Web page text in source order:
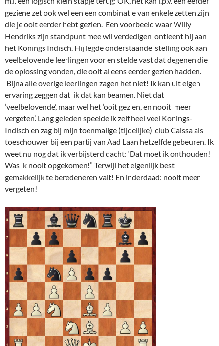
geziene zet ook wel een een combinatie van enkele zetten zijn
die je ooit eerder hebt gezien. Een voorbeeld waar Willy
Hendriks zijn standpunt mee wil verdedigen ontleent hij aan
het Konings Indisch. Hij legde onderstaande stelling ook aan
veelbelovende leerlingen voor en stelde vast dat degenen die
de oplossing vonden, die ooit al eens eerder gezien hadden.
Bijna alle overige leerlingen zagen het niet! Ik kan uit eigen
ervaring zeggen dat ik dat kan beamen. Niet dat
‘veelbelovende’, maar wel het ‘ooit gezien, en nooit meer
vergeten’. Lang geleden speelde ik zelf heel veel Konings-
Indisch en zag bij mijn toenmalige (tijdelijke) club Caissa als
toeschouwer bij een partij van Aad Laan hetzelfde gebeuren. Ik
weet nu nog dat ik verbijsterd dacht: ‘Dat moet ik onthouden!
Was ik nooit opgekomen!” Terwijl het eigenlijk best
gemakkelijk te beredeneren valt! En inderdaad: nooit meer
vergeten!